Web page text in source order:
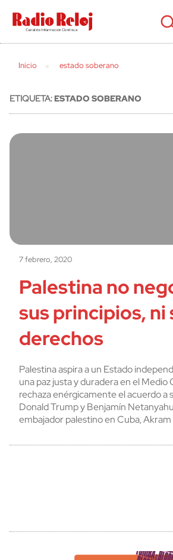
cerrar
Inicio estado soberano
ETIQUETA:ESTADO SOBERANO
7 febrero, 2020
Palestina no
sus principios, ni
derechos
Palestina aspira a un Estado
una paz justa y duradera en el Medio
rechaza enérgicamente el acuerdo a
Donald Trump y Benjamín
embajador palestino en Cuba,